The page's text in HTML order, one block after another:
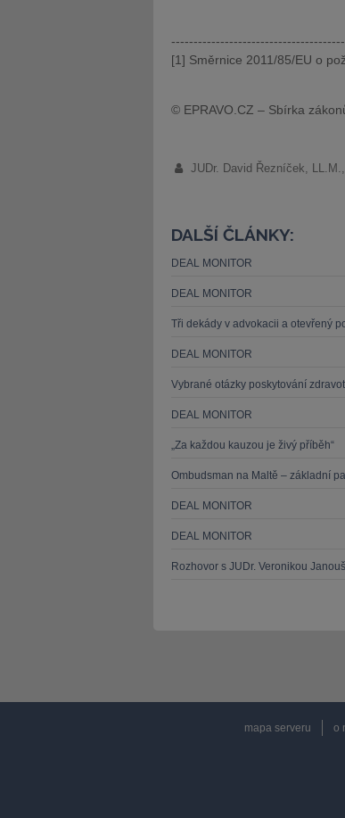
[1] Směrnice 2011/85/EU o
© EPRAVO.CZ – Sbírka
JUDr. David Řezníček,
DALŠÍ ČLÁNKY:
DEAL MONITOR
DEAL MONITOR
Tři dekády v advokacii a otevřený
DEAL MONITOR
Vybrané otázky poskytování
DEAL MONITOR
„Za každou kauzou je živý příběh“
Ombudsman na Maltě – základní
DEAL MONITOR
DEAL MONITOR
Rozhovor s JUDr. Veronikou
mapa serveru o